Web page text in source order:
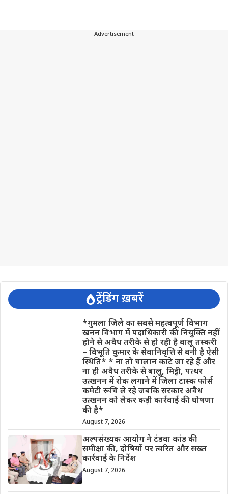
---Advertisement---
ट्रेंडिंग ख़बरें
*गुमला जिले का सबसे महत्वपूर्ण विभाग
खनन विभाग में पदाधिकारी की नियुक्ति नहीं
होने से अवैध तरीके से हो रही है बालू तस्करी
– विभूति कुमार के सेवानिवृत्ति से बनी है ऐसी
स्थिति* * ना तो चालान काटे जा रहे हैं और
ना ही अवैध तरीके से बालू, मिट्टी, पत्थर
उत्खनन में रोक लगाने में जिला टास्क फोर्स
कमेटी रूचि ले रहे जबकि सरकार अवैध
उत्खनन को लेकर कड़ी कार्रवाई की घोषणा
की है*
August 7, 2026
अल्पसंख्यक आयोग ने टंडवा कांड की
समीक्षा की, दोषियों पर त्वरित और सख्त
कार्रवाई के निर्देश
August 7, 2026